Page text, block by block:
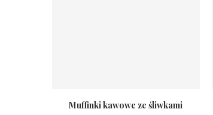
Muffinki kawowe ze śliwkami